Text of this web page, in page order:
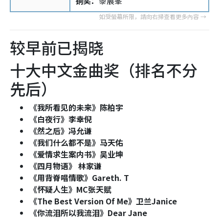
较早前已揭晓
十大中文金曲奖（排名不分
先后）
《我所看见的未来》陈柏宇
《白夜行》李幸倪
《然之后》冯允谦
《我们什么都不是》马天佑
《爱情求生案内书》吴业坤
《四月物语》 林家谦
《用背脊唱情歌》Gareth. T
《怀疑人生》MC张天赋
《The Best Version Of Me》卫兰Janice
《你流泪所以我流泪》Dear Jane